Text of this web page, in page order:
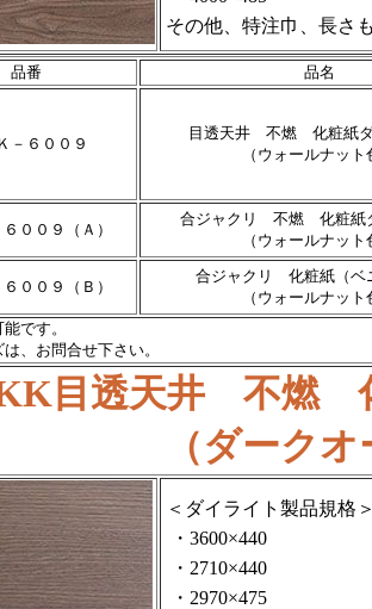
その他、特注巾、長さ
品番 品名
－６００９
目透天井 不燃 化粧紙
（ウォールナット
００９（Ａ）
合ジャクリ 不燃 化粧紙
（ウォールナット
００９（Ｂ）
合ジャクリ 化粧紙（ベ
（ウォールナット
です。
は、お問合せ下さい。
目透天井 不燃
（ダーク
＜ダイライト製品規格
・3600×440
・2710×440
・2970×475